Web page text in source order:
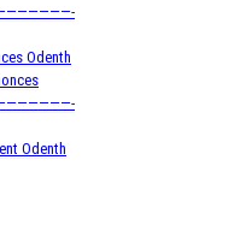
Odenth
Odenth